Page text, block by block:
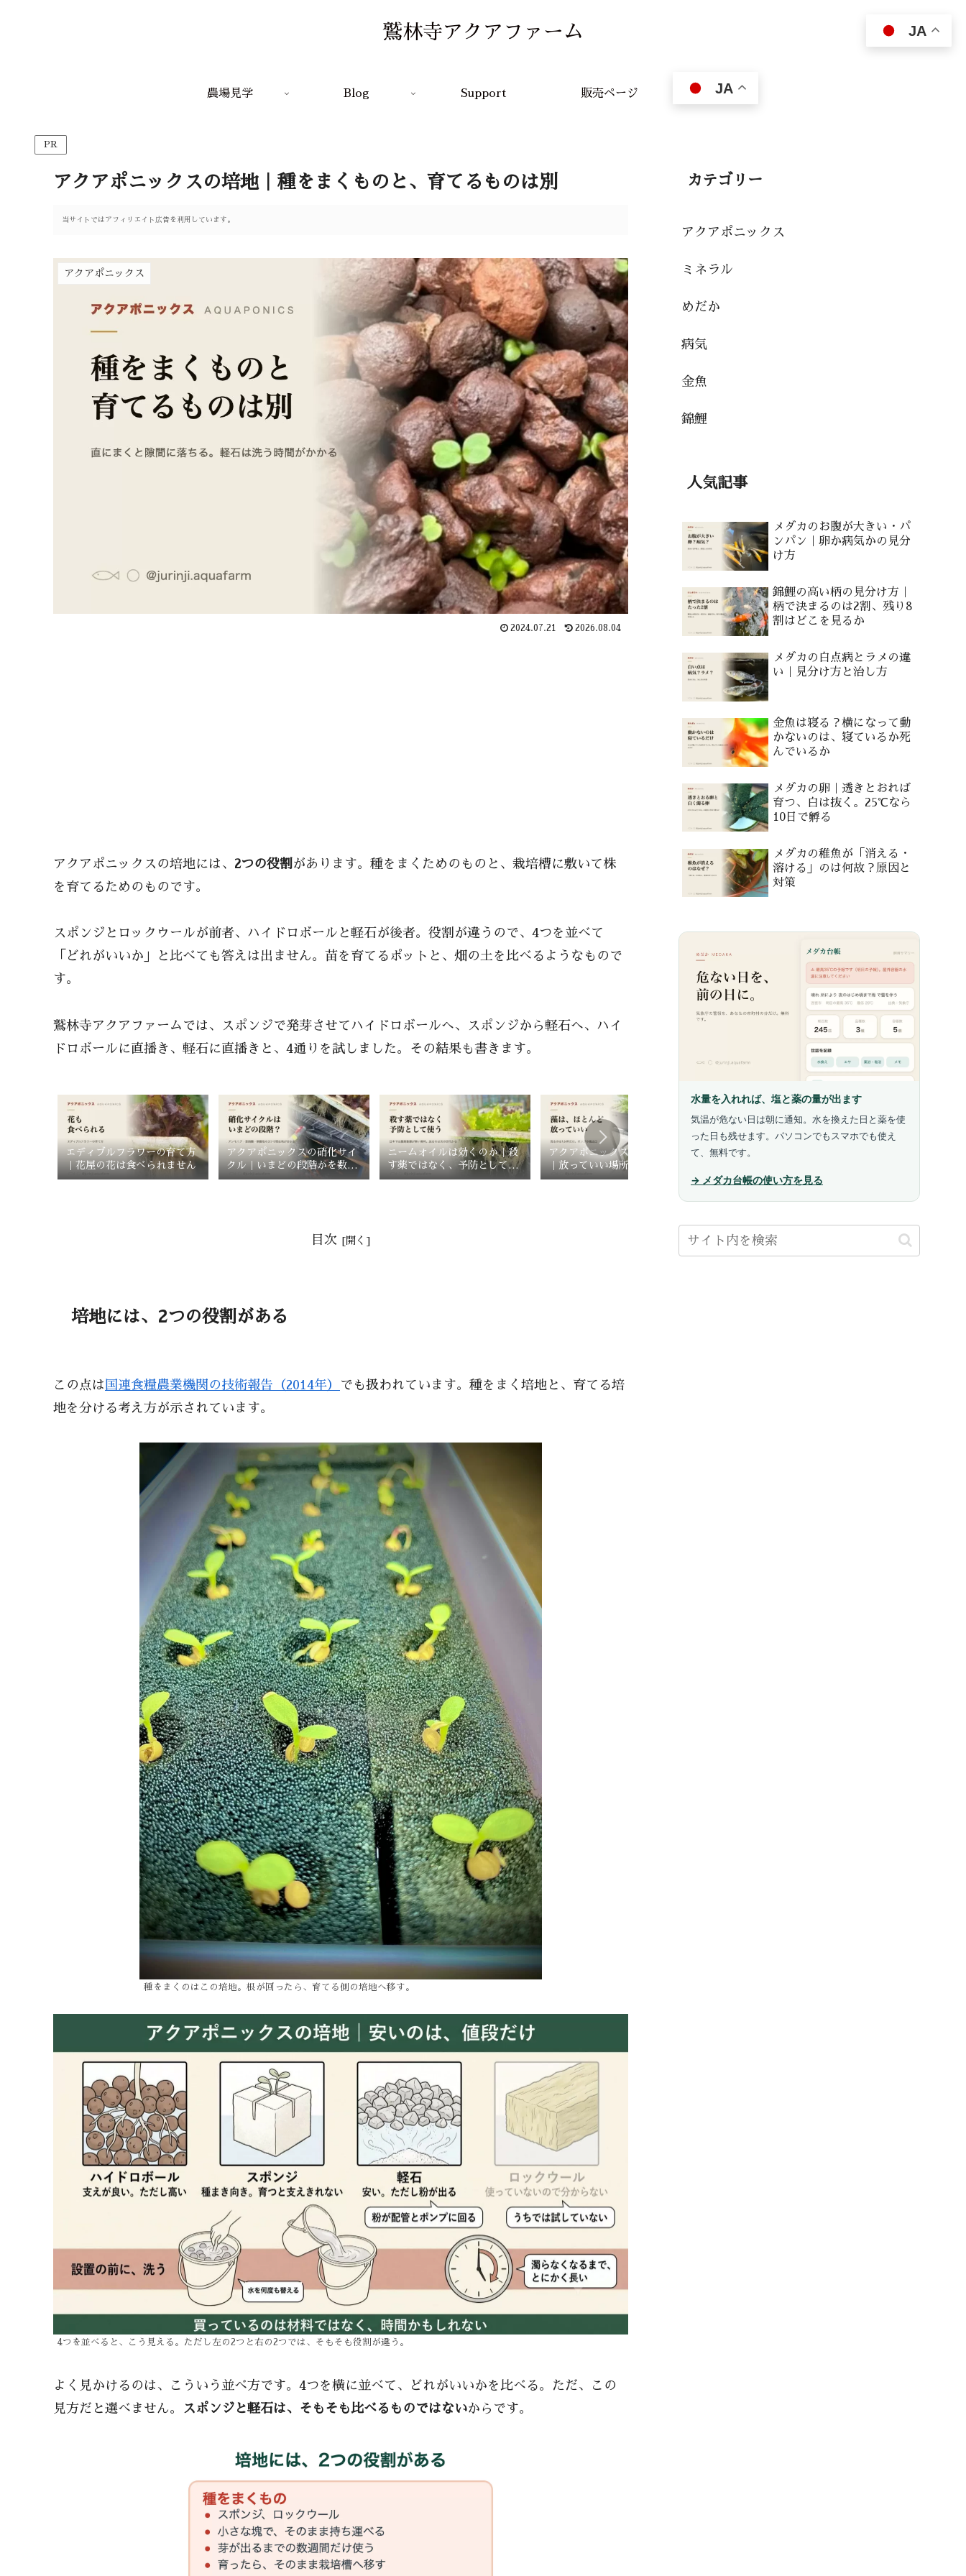
鷲林寺アクアファーム
農場見学 Blog Support 販売ページ JA
PR
アクアポニックスの培地｜種をまくものと、育てるものは別
当サイトではアフィリエイト広告を利用しています。
アクアポニックス
2024.07.21 2026.08.04
アクアポニックスの培地には、 2つの役割 があります。種をまくためのものと、栽培槽に敷いて株
を育てるためのものです。
スポンジとロックウールが前者、ハイドロボールと軽石が後者。役割が違うので、4つを並べて
「どれがいいか」と比べても答えは出ません。苗を育てるポットと、畑の土を比べるようなもので
す。
鷲林寺アクアファームでは、スポンジで発芽させてハイドロボールへ、スポンジから軽石へ、ハイ
ドロボールに直播き、軽石に直播きと、4通りを試しました。その結果も書きます。
エディブルフラワーの育て方
｜花屋の花は食べられません
アクアポニックスの硝化サイ
クル｜いまどの段階かを数値
で見分ける
ニームオイルは効くのか｜殺
す薬ではなく、予防として使
うもの
アクアポニックスの藻・コケ
｜放っていい場所と、吸込口
だけは別
アクアポニックスの野菜と硝
度
目次
培地には、2つの役割がある
この点は 国連食糧農業機関の技術報告（2014年）
でも扱われています。種をまく培地と、育てる培
地を分ける考え方が示されています。
種をまくのはこの培地。根が回ったら、育てる側の培地へ移す。
4つを並べると、こう見える。ただし左の2つと右の2つでは、そもそも役割が違う。
よく見かけるのは、こういう並べ方です。4つを横に並べて、どれがいいかを比べる。ただ、この
見方だと選べません。
スポンジと軽石は、そもそも比べるものではないからです。
カテゴリー
アクアポニックス
ミネラル
めだか
病気
金魚
錦鯉
人気記事
メダカのお腹が大きい・パ
ンパン｜卵か病気かの見分
け方
錦鯉の高い柄の見分け方｜
柄で決まるのは2割、残り8
割はどこを見るか
メダカの白点病とラメの違
い｜見分け方と治し方
金魚は寝る？横になって動
かないのは、寝ているか死
んでいるか
メダカの卵｜透きとおれば
育つ、白は抜く。25℃なら
10日で孵る
メダカの稚魚が「消える・
溶ける」のは何故？原因と
対策
水量を入れれば、塩と薬の量が出ます
気温が危ない日は朝に通知。水を換えた日と薬を使
った日も残せます。パソコンでもスマホでも使え
て、無料です。
→ メダカ台帳の使い方を見る
JA